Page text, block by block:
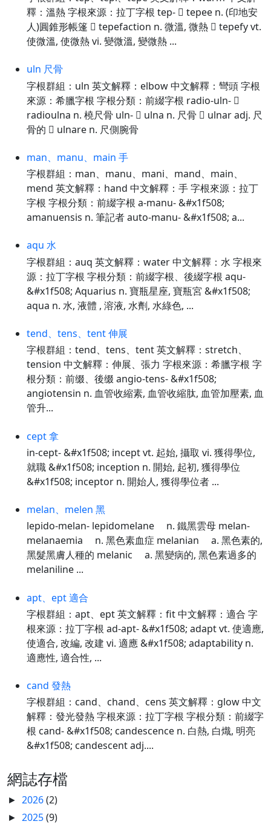
釋：溫熱 字根來源：拉丁字根 tep-  tepee n. (印地安
人)圓錐形帳篷  tepefaction n. 微溫, 微熱  tepefy vt.
使微溫, 使微熱 vi. 變微溫, 變微熱 ...
uln 尺骨
字根群組：uln 英文解釋：elbow 中文解釋：彎頭 字根
來源：希臘字根 字根分類：前綴字根 radio-uln- 
radioulna n. 橈尺骨 uln-  ulna n. 尺骨  ulnar adj. 尺
骨的  ulnare n. 尺側腕骨
man、manu、main 手
字根群組：man、manu、mani、mand、main、
mend 英文解釋：hand 中文解釋：手 字根來源：拉丁
字根 字根分類：前綴字根 a-manu- &#x1f508;
amanuensis n. 筆記者 auto-manu- &#x1f508; a...
aqu 水
字根群組：auq 英文解釋：water 中文解釋：水 字根來
源：拉丁字根 字根分類：前綴字根、後綴字根 aqu-
&#x1f508; Aquarius n. 寶瓶星座, 寶瓶宮 &#x1f508;
aqua n. 水, 液體 , 溶液, 水劑, 水綠色, ...
tend、tens、tent 伸展
字根群組：tend、tens、tent 英文解釋：stretch、
tension 中文解釋：伸展、張力 字根來源：希臘字根 字
根分類：前缀、後缀 angio-tens- &#x1f508;
angiotensin n. 血管收縮素, 血管收縮肽, 血管加壓素, 血
管升...
cept 拿
in-cept- &#x1f508; incept vt. 起始, 攝取 vi. 獲得學位,
就職 &#x1f508; inception n. 開始, 起初, 獲得學位
&#x1f508; inceptor n. 開始人, 獲得學位者 ...
melan、melen 黑
lepido-melan- lepidomelane n. 鐵黑雲母 melan-
melanaemia n. 黑色素血症 melanian a. 黑色素的,
黑髮黑膚人種的 melanic a. 黑變病的, 黑色素過多的
melaniline ...
apt、ept 適合
字根群組：apt、ept 英文解釋：fit 中文解釋：適合 字
根來源：拉丁字根 ad-apt- &#x1f508; adapt vt. 使適應,
使適合, 改編, 改建 vi. 適應 &#x1f508; adaptability n.
適應性, 適合性, ...
cand 發熱
字根群組：cand、chand、cens 英文解釋：glow 中文
解釋：發光發熱 字根來源：拉丁字根 字根分類：前綴字
根 cand- &#x1f508; candescence n. 白熱, 白熾, 明亮
&#x1f508; candescent adj....
網誌存檔
► 2026(2)
► 2025(9)